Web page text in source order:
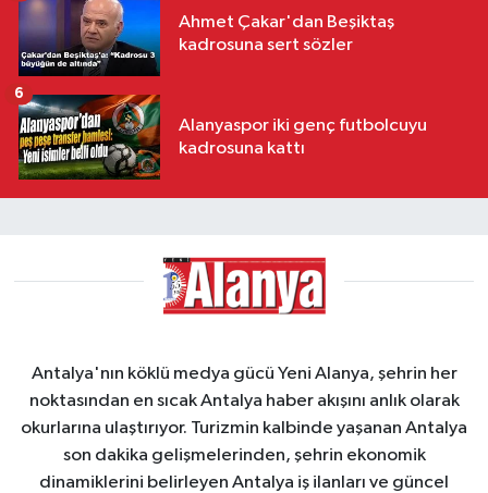
Ahmet Çakar'dan Beşiktaş
kadrosuna sert sözler
Alanyaspor iki genç futbolcuyu
kadrosuna kattı
6
Antalya'nın köklü medya gücü Yeni Alanya, şehrin her
noktasından en sıcak Antalya haber akışını anlık olarak
okurlarına ulaştırıyor. Turizmin kalbinde yaşanan Antalya
son dakika gelişmelerinden, şehrin ekonomik
dinamiklerini belirleyen Antalya iş ilanları ve güncel